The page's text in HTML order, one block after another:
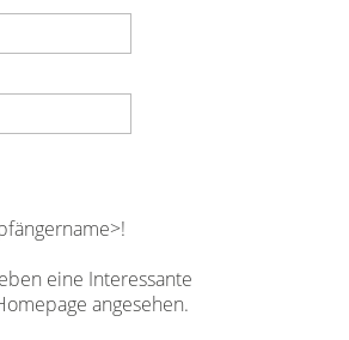
eine Interessante
angesehen.